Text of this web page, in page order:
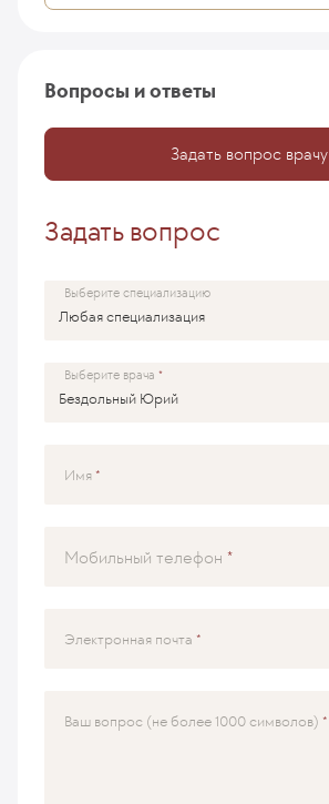
Вопросы и ответы
Задать вопрос врачу
Задать вопрос
Выберите специализацию
Выберите врача
Имя
Мобильный телефон
Электронная почта
Ваш вопрос (не более 1000 символов)